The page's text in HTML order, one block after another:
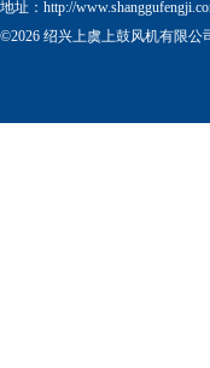
地址：http://
©2026 绍兴上虞上鼓风机有限公